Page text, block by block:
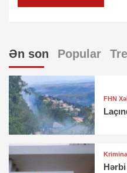
Ən son Popular
FHN